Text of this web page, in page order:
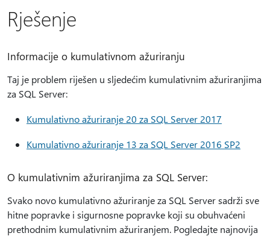
Rješenje
Informacije o kumulativnom ažuriranju
Taj je problem riješen u sljedećim kumulativnim ažuriranjima
za SQL Server:
Kumulativno ažuriranje 20 za SQL Server 2017
Kumulativno ažuriranje 13 za SQL Server 2016 SP2
O kumulativnim ažuriranjima za SQL Server:
Svako novo kumulativno ažuriranje za SQL Server sadrži sve
hitne popravke i sigurnosne popravke koji su obuhvaćeni
prethodnim kumulativnim ažuriranjem. Pogledajte najnovija